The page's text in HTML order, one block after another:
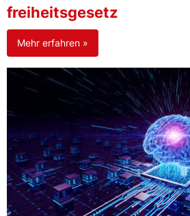
freiheitsgesetz
Mehr erfahren »